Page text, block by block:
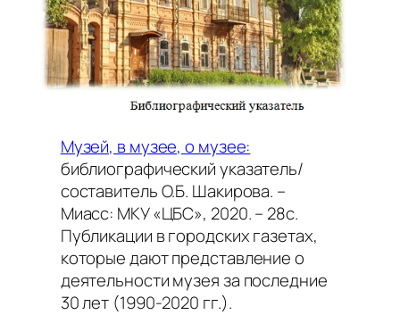
Музей, в музее, о музее:
библиографический указатель/
составитель О.Б. Шакирова. –
Миасс: МКУ «ЦБС», 2020. – 28с.
Публикации в городских газетах,
которые дают представление о
деятельности музея за последние
30 лет (1990-2020 гг.).